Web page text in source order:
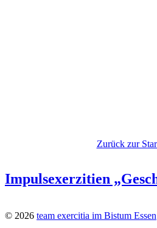
Impulsexerzitien
Zurück zur
© 2026 team exercitia im Bistum Essen